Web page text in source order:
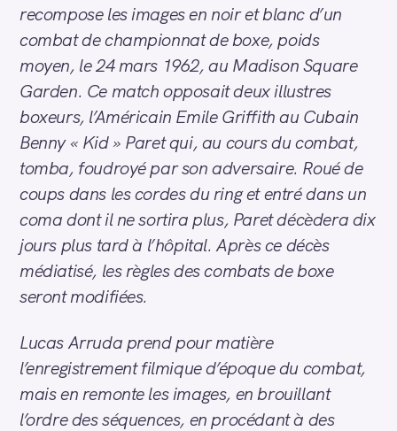
recompose les images en noir et blanc d’un
combat de championnat de boxe, poids
moyen, le 24 mars 1962, au Madison Square
Garden. Ce match opposait deux illustres
boxeurs, l’Américain Emile Griffith au Cubain
Benny « Kid » Paret qui, au cours du combat,
tomba, foudroyé par son adversaire. Roué de
coups dans les cordes du ring et entré dans un
coma dont il ne sortira plus, Paret décèdera dix
jours plus tard à l’hôpital. Après ce décès
médiatisé, les règles des combats de boxe
seront modifiées.
Lucas Arruda prend pour matière
l’enregistrement filmique d’époque du combat,
mais en remonte les images, en brouillant
l’ordre des séquences, en procédant à des